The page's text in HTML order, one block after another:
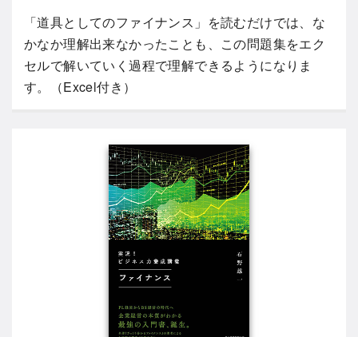
「道具としてのファイナンス」を読むだけでは、な
かなか理解出来なかったことも、この問題集をエク
セルで解いていく過程で理解できるようになりま
す。（Excel付き）